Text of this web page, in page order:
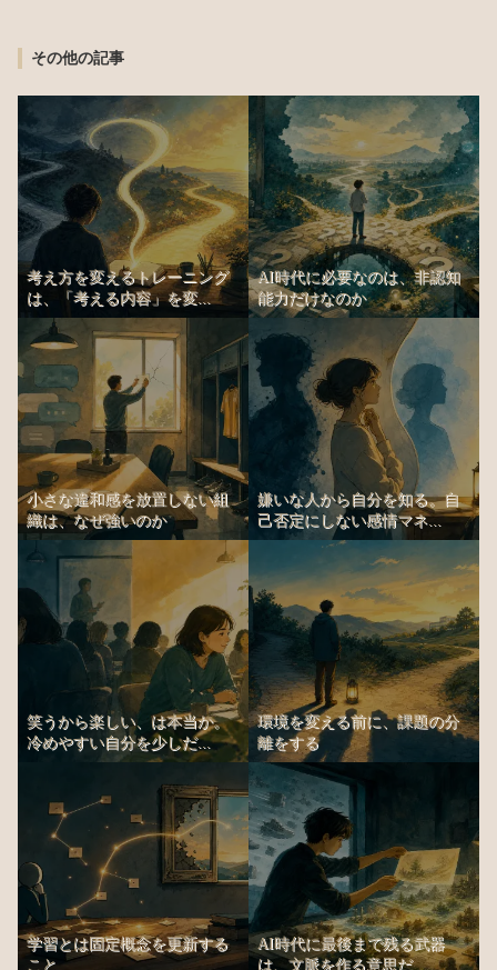
その他の記事
考え方を変えるトレーニング
は、「考える内容」を変...
AI時代に必要なのは、非認知
能力だけなのか
小さな違和感を放置しない組
織は、なぜ強いのか
嫌いな人から自分を知る。自
己否定にしない感情マネ...
笑うから楽しい、は本当か。
冷めやすい自分を少しだ...
環境を変える前に、課題の分
離をする
学習とは固定概念を更新する
こと
AI時代に最後まで残る武器
は、文脈を作る意思だ